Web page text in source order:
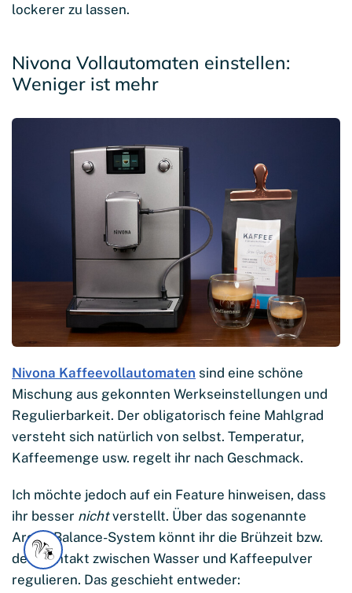
lockerer zu lassen.
Nivona Vollautomaten einstellen:
Weniger ist mehr
Nivona Kaffeevollautomaten sind eine schöne
Mischung aus gekonnten Werkseinstellungen und
Regulierbarkeit. Der obligatorisch feine Mahlgrad
versteht sich natürlich von selbst. Temperatur,
Kaffeemenge usw. regelt ihr nach Geschmack.
Ich möchte jedoch auf ein Feature hinweisen, dass
ihr besser nichtverstellt. Über das sogenannte
AromaBalance-System könnt ihr die Brühzeit bzw.
den Kontakt zwischen Wasser und Kaffeepulver
regulieren. Das geschieht entweder: